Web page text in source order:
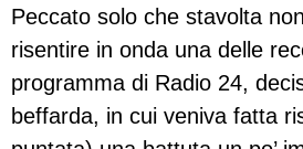
Peccato solo che stavolta
risentire in onda una delle
programma di Radio 24,
beffarda, in cui veniva fatta